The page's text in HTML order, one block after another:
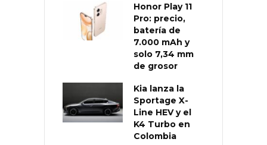
Honor Play 11
Pro: precio,
batería de
7.000 mAh y
solo 7,34 mm
de grosor
Kia lanza la
Sportage X-
Line HEV y el
K4 Turbo en
Colombia